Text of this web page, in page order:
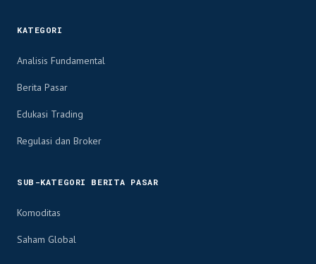
KATEGORI
Analisis Fundamental
Berita Pasar
Edukasi Trading
Regulasi dan Broker
SUB-KATEGORI BERITA PASAR
Komoditas
Saham Global